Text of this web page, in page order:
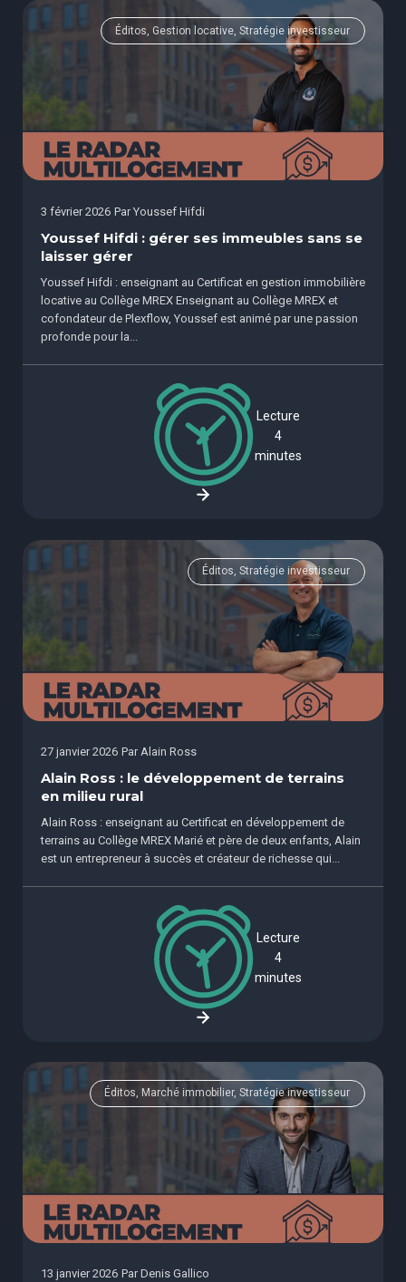
Éditos, Gestion locative, Stratégie investisseur
3 février 2026 Par Youssef Hifdi
Youssef Hifdi : gérer ses immeubles sans se
laisser gérer
Youssef Hifdi : enseignant au Certificat en gestion immobilière
locative au Collège MREX Enseignant au Collège MREX et
cofondateur de Plexflow, Youssef est animé par une passion
profonde pour la...
Lecture
4
minutes
Éditos, Stratégie investisseur
27 janvier 2026 Par Alain Ross
Alain Ross : le développement de terrains
en milieu rural
Alain Ross : enseignant au Certificat en développement de
terrains au Collège MREX Marié et père de deux enfants, Alain
est un entrepreneur à succès et créateur de richesse qui...
Lecture
4
minutes
Éditos, Marché immobilier, Stratégie investisseur
13 janvier 2026 Par Denis Gallico